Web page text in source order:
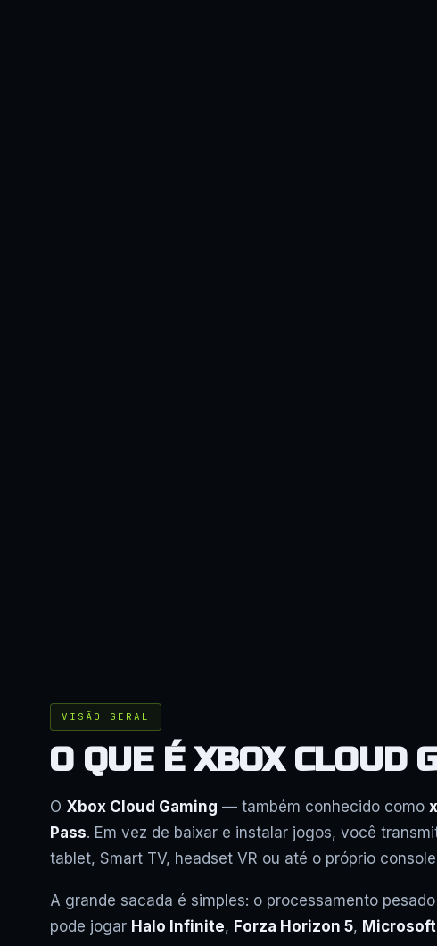
VISÃO GERAL
O QUE É XBOX CLOUD
O Xbox Cloud Gaming — também conhecido como
Pass. Em vez de baixar e instalar jogos, você
tablet, Smart TV, headset VR ou até o próprio
A grande sacada é simples: o processamento
pode jogar Halo Infinite, Forza Horizon 5,